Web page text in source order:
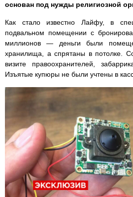
основан под нужды религиозной
Как стало известно Лайфу, в
подвальном помещении с
миллионов — деньги были
хранилища, а спрятаны в потолке.
визите правоохранителей,
Изъятые купюры не были учтены в